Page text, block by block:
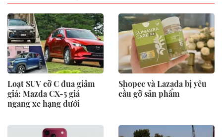
Loạt SUV cỡ C đua giảm
giá: Mazda CX-5 giá
ngang xe hạng dưới
Shopee và Lazada bị yêu
cầu gỡ sản phẩm